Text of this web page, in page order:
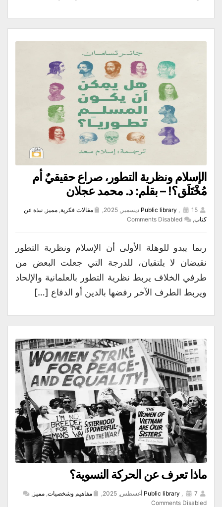
الإسلام ونظرية التطور، صراع حقيقيٌ أم
مُخْتَلَق؟! – بقلم: د. محمد عجلان
Public library , 15 ديسمبر, 2025, مقالات فكرية, مميز , نبذة عن
كتاب,
Comments Disabled
ربما يبدو للوهلة الأولى أن الإسلام ونظرية التطور
نقيضان لا يلتقيان، للدرجة التي جعلت البعض من
طرفي الخلاف يربط نظرية التطور بالعلمانية والإلحاد
ويربط الطرف الآخر رفضها بالدين أو الدفاع […]
ماذا تعرف عن الحركة النسوية؟
Public library , 7 أغسطس, 2025, مفاهيم وشخصيات, مميز ,
Comments Disabled